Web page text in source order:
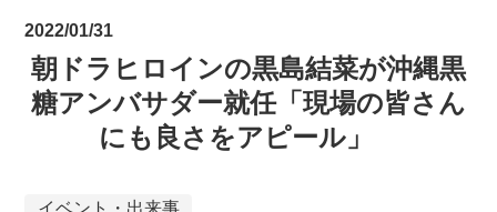
2022/01/31
朝ドラヒロインの黒島結菜が沖縄黒
糖アンバサダー就任「現場の皆さん
にも良さをアピール」